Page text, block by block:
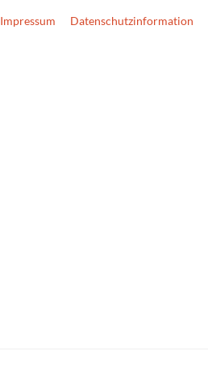
Impressum Datenschutzinformation